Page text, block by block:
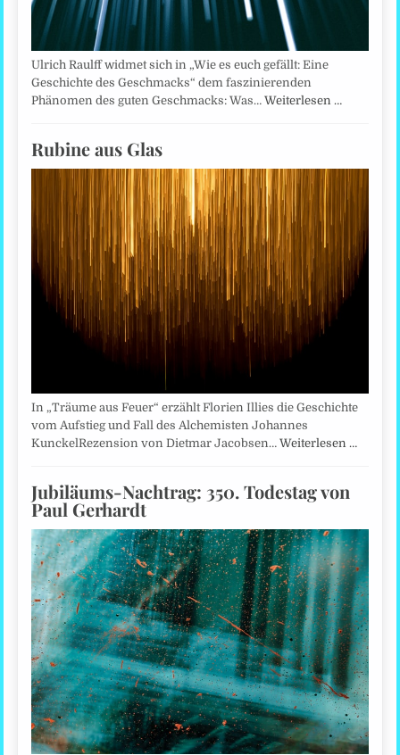
Ulrich Raulff widmet sich in „Wie es euch gefällt: Eine
Geschichte des Geschmacks“ dem faszinierenden
Phänomen des guten Geschmacks: Was…Weiterlesen …
Rubine aus Glas
In „Träume aus Feuer“ erzählt Florien Illies die Geschichte
vom Aufstieg und Fall des Alchemisten Johannes
KunckelRezension von Dietmar Jacobsen…Weiterlesen …
Jubiläums-Nachtrag: 350. Todestag von
Paul Gerhardt